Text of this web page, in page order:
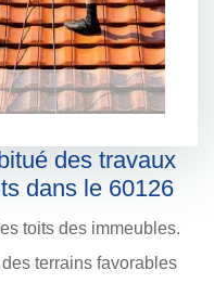
des travaux
dans le 60126
toits des immeubles.
terrains favorables